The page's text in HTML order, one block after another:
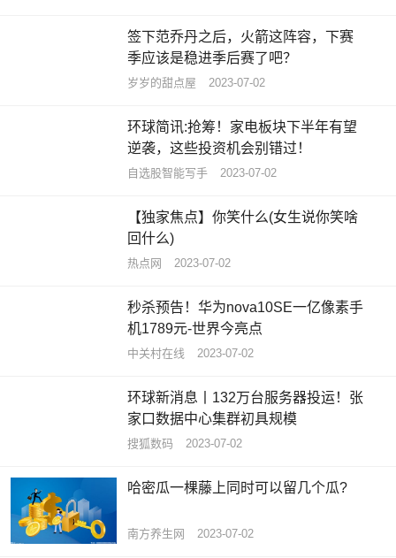
签下范乔丹之后，火箭这阵容，下赛
季应该是稳进季后赛了吧？
岁岁的甜点屋 2023-07-02
环球简讯:抢筹！家电板块下半年有望
逆袭，这些投资机会别错过！
自选股智能写手 2023-07-02
【独家焦点】你笑什么(女生说你笑啥
回什么)
热点网 2023-07-02
秒杀预告！华为nova10SE一亿像素手
机1789元-世界今亮点
中关村在线 2023-07-02
环球新消息丨132万台服务器投运！张
家口数据中心集群初具规模
搜狐数码 2023-07-02
哈密瓜一棵藤上同时可以留几个瓜?
南方养生网 2023-07-02